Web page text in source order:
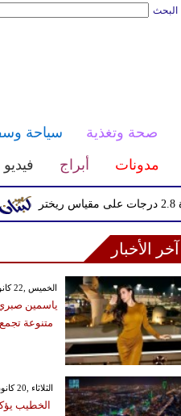
البحث
صحة وتغذية سياحة
مدونات أبراج فيديو
آخر الأخبار
GMT 18:37 2026 الخميس ,22 كانون الثاني / يناير
ياسمين صبري
متنوعة تجمع
GMT 16:21 2026 الثلاثاء ,20 كانون الثاني / يناير
الخطيب